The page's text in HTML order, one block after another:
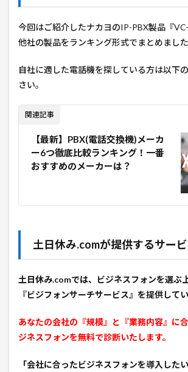
今回はご紹介したナカヨのIP-PBX製品『
他社の製品をランキング形式でまとめました
自社に適した電話機を探している方は以下
さい。
関連記事
【最新】PBX(電話交換機)メーカ
ー6つ徹底比較ランキング！一番
おすすめのメーカーは？
土日休み.comが提供するサー
土日休み.comでは、ビジネスフォンを選ぶ
『ビジフォンサーチサービス』を提供してい
あなたの会社の『規模』と『業務内容』に
ジネスフォンを無料で診断いたします。
「会社に合ったビジネスフォンを導入したい